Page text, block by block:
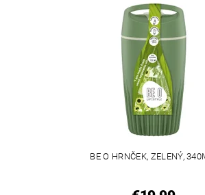
BE O HRNČEK, ZELENÝ,